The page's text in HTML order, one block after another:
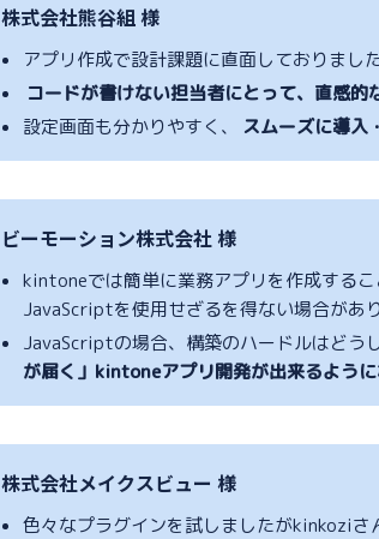
株式会社熊谷組 様
アプリ作成で設計課題に直面しておりました
コードが書けない担当者にとって、直感
設定画面も分かりやすく、
スムーズに導入
ビーモーション株式会社 様
kintoneでは簡単に業務アプリを作成する
JavaScriptを使用せざるを得ない場合があり
JavaScriptの場合、構築のハードルはどう
が届く」kintoneアプリ開発が出来るように
株式会社メイクスビュー 様
色々なプラグインを試しましたがkinkoziさ